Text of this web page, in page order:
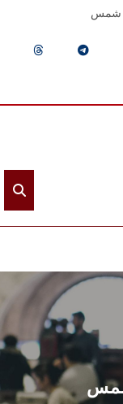
شمس
الرئيسيـة
عن الجامعة
القطاعـات شمس